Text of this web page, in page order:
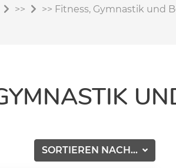
>> >> Fitness, Gymnastik und
SORTIEREN NACH...